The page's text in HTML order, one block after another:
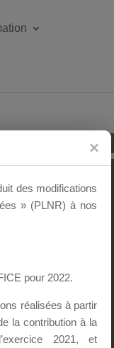
des modifications
» (PLNR) à nos
pour 2022.
réalisées à partir
la contribution à la
2021, et